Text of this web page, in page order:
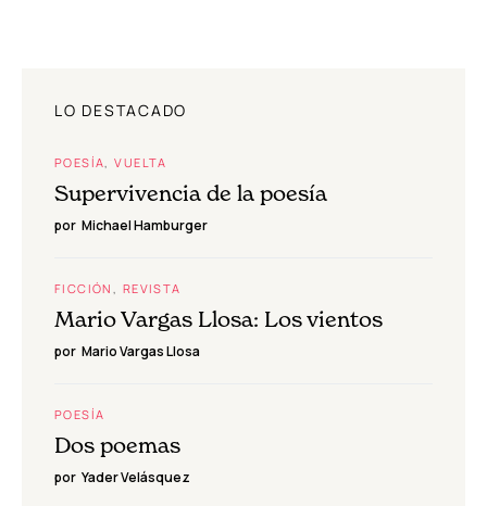
LO DESTACADO
POESÍA VUELTA
Supervivencia de la poesía
por Michael Hamburger
FICCIÓN REVISTA
Mario Vargas Llosa: Los vientos
por Mario Vargas Llosa
POESÍA
Dos poemas
por Yader Velásquez